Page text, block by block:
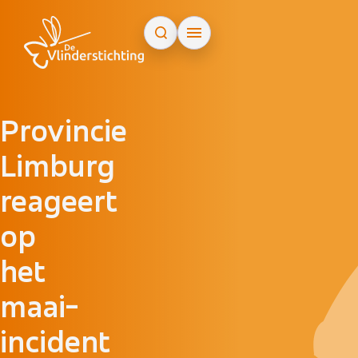
Provincie
Limburg
reageert
op
het
maai-
incident